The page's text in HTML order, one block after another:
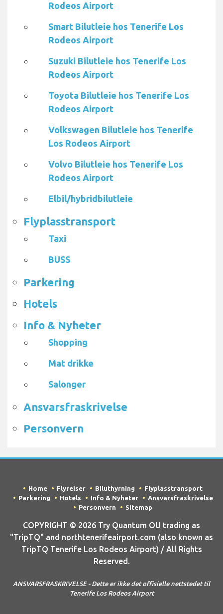
Rodeos Airport
Smart Bilutleie hos Tenerife Los
Rodeos Airport
Suzuki Bilutleie hos Tenerife Los
Rodeos Airport
Toyota Bilutleie hos Tenerife Los
Rodeos Airport
Volkswagen Bilutleie hos Tenerife
Los Rodeos Airport
Volvo Bilutleie hos Tenerife Los
Rodeos Airport
Elbil/hybridbilutleie
Flyplasstransport
Taxi
BUSS
Parkering
Hotels
Info & Nyheter
Shopping
Mat drikke
Salonger
Ansvarsfraskrivelse
Personvern
Home Flyreiser Biluthyrning
Flyplasstransport
Parkering
Hotels Info & Nyheter
Ansvarsfraskrivelse
Personvern
Sitemap
COPYRIGHT © 2026 Try Quantum OU trading as
"TripTQ" and northtenerifeairport.com (also known as
TripTQ Tenerife Los Rodeos Airport) / All Rights
Reserved.
ANSVARSFRASKRIVELSE - Dette er ikke det offisielle nettstedet til
Tenerife Los Rodeos Airport